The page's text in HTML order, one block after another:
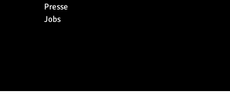
Presse
Jobs